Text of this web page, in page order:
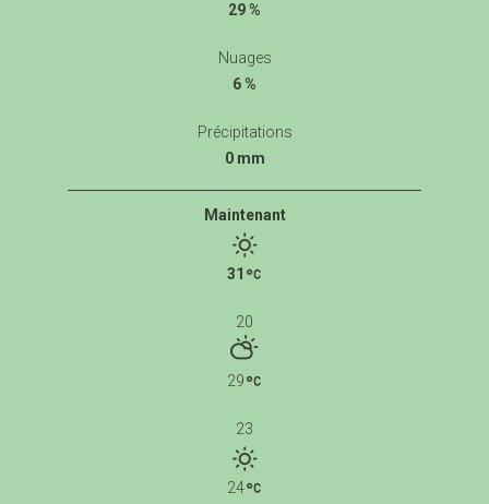
29 %
Nuages
6 %
Précipitations
0 mm
Maintenant
31
20
29
23
24